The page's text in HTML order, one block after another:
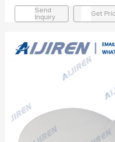
Send
Inquiry
Get